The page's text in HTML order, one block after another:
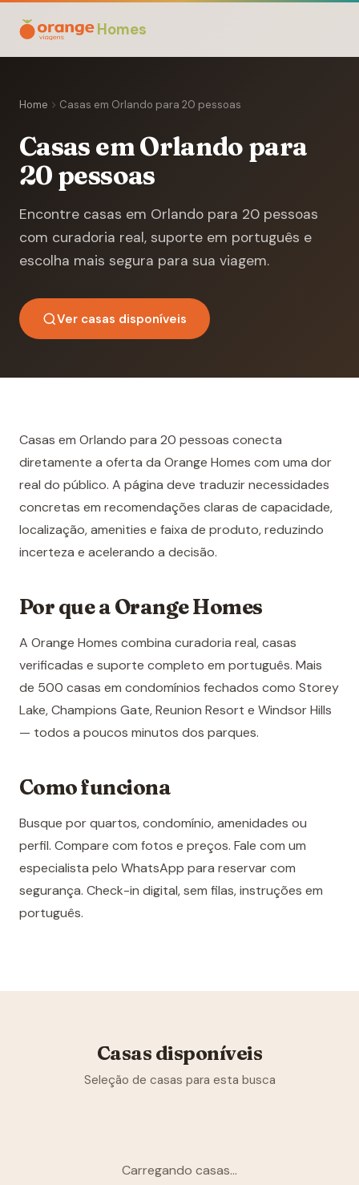
Homes
Home Casas em Orlando para 20 pessoas
Casas em Orlando para
20 pessoas
Encontre casas em Orlando para 20 pessoas
com curadoria real, suporte em português e
escolha mais segura para sua viagem.
Ver casas disponíveis
Casas em Orlando para 20 pessoas conecta
diretamente a oferta da Orange Homes com uma dor
real do público. A página deve traduzir necessidades
concretas em recomendações claras de capacidade,
localização, amenities e faixa de produto, reduzindo
incerteza e acelerando a decisão.
Por que a Orange Homes
A Orange Homes combina curadoria real, casas
verificadas e suporte completo em português. Mais
de 500 casas em condomínios fechados como Storey
Lake, Champions Gate, Reunion Resort e Windsor Hills
— todos a poucos minutos dos parques.
Como funciona
Busque por quartos, condomínio, amenidades ou
perfil. Compare com fotos e preços. Fale com um
especialista pelo WhatsApp para reservar com
segurança. Check-in digital, sem filas, instruções em
português.
Casas disponíveis
Seleção de casas para esta busca
Carregando casas...